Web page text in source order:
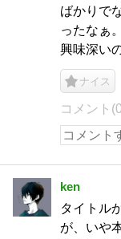
ばかりで
ったなぁ
興味深い
ナイス
コメント
ken
タイトル
が、いや